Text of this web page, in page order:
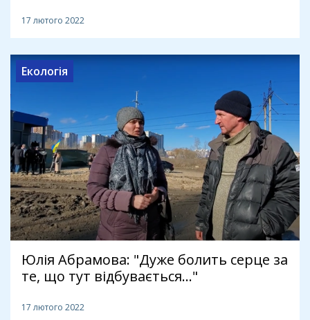
17 лютого 2022
Екологія
Юлія Абрамова: "Дуже болить серце за
те, що тут відбувається..."
17 лютого 2022